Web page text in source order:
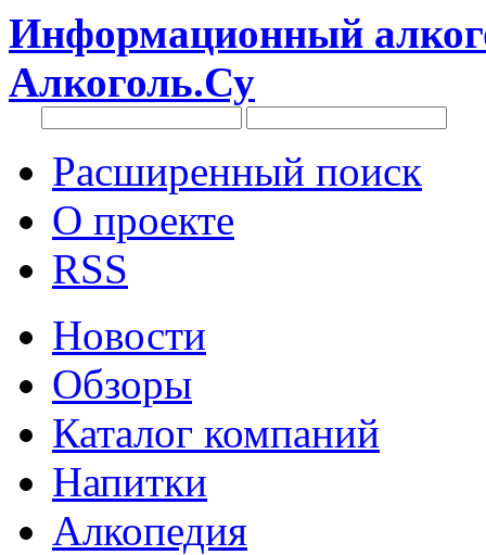
Информационный
Алкоголь.Су
Расширенный поиск
О проекте
RSS
Новости
Обзоры
Каталог компаний
Напитки
Алкопедия